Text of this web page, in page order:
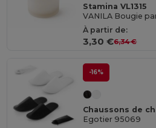
Stamina VL1315
À partir de:
3,30 €6,34 €
-16%
Egotier 95069